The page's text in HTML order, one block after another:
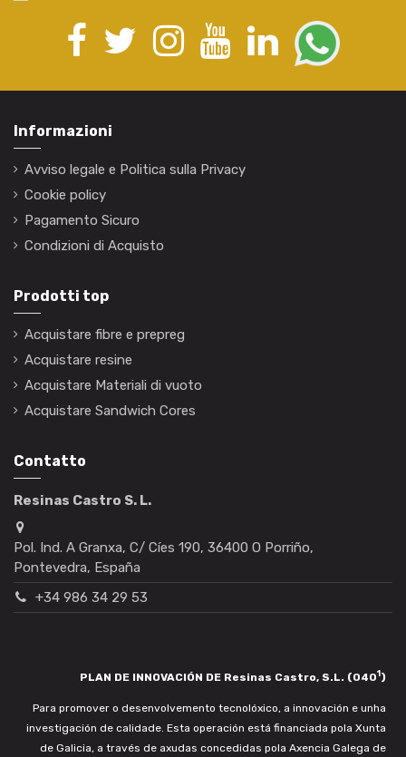
Informazioni
Avviso legale e Politica sulla Privacy
Cookie policy
Pagamento Sicuro
Condizioni di Acquisto
Prodotti top
Acquistare fibre e prepreg
Acquistare resine
Acquistare Materiali di vuoto
Acquistare Sandwich Cores
Contatto
Resinas Castro S. L.
Pol. Ind. A Granxa, C/ Cíes 190, 36400 O Porriño,
Pontevedra, España
+34 986 34 29 53
PLAN DE INNOVACIÓN DE Resinas Castro, S.L. (0401)
Para promover o desenvolvemento tecnolóxico, a innovación e unha
investigación de calidade. Esta operación está financiada pola Xunta
de Galicia, a través de axudas concedidas pola Axencia Galega de